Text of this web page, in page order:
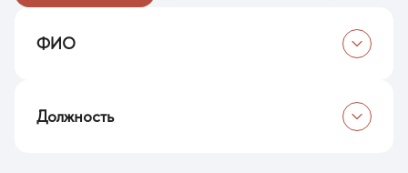
ФИО
Должность